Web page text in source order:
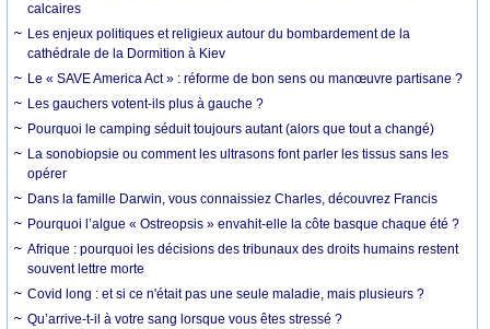
calcaires
Les enjeux politiques et religieux autour du bombardement de la
cathédrale de la Dormition à Kiev
Le « SAVE America Act » : réforme de bon sens ou manœuvre partisane ?
Les gauchers votent-ils plus à gauche ?
Pourquoi le camping séduit toujours autant (alors que tout a changé)
La sonobiopsie ou comment les ultrasons font parler les tissus sans les
opérer
Dans la famille Darwin, vous connaissiez Charles, découvrez Francis
Pourquoi l’algue « Ostreopsis » envahit-elle la côte basque chaque été ?
Afrique : pourquoi les décisions des tribunaux des droits humains restent
souvent lettre morte
Covid long : et si ce n'était pas une seule maladie, mais plusieurs ?
Qu’arrive-t-il à votre sang lorsque vous êtes stressé ?